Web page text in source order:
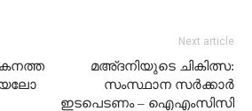
കനത്ത
Next article
മഅ്ദനിയുടെ ചികിത്സ:
സംസ്ഥാന സര്‍ക്കാര്‍
ഇടപെടണം – ഐഎംസിസി